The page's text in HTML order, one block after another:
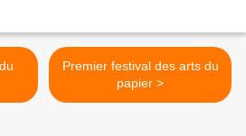
Premier festival des arts du
papier >